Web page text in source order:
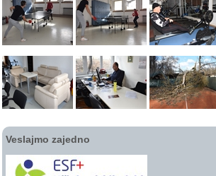
Veslajmo zajedno